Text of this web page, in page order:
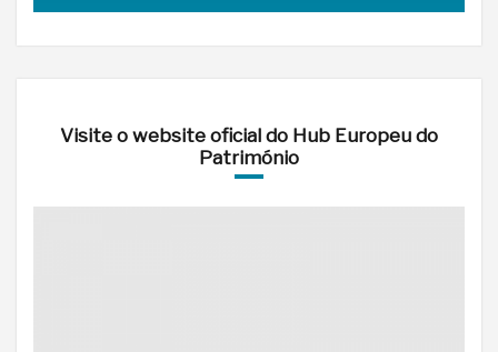
Visite o website oficial do Hub Europeu do
Património